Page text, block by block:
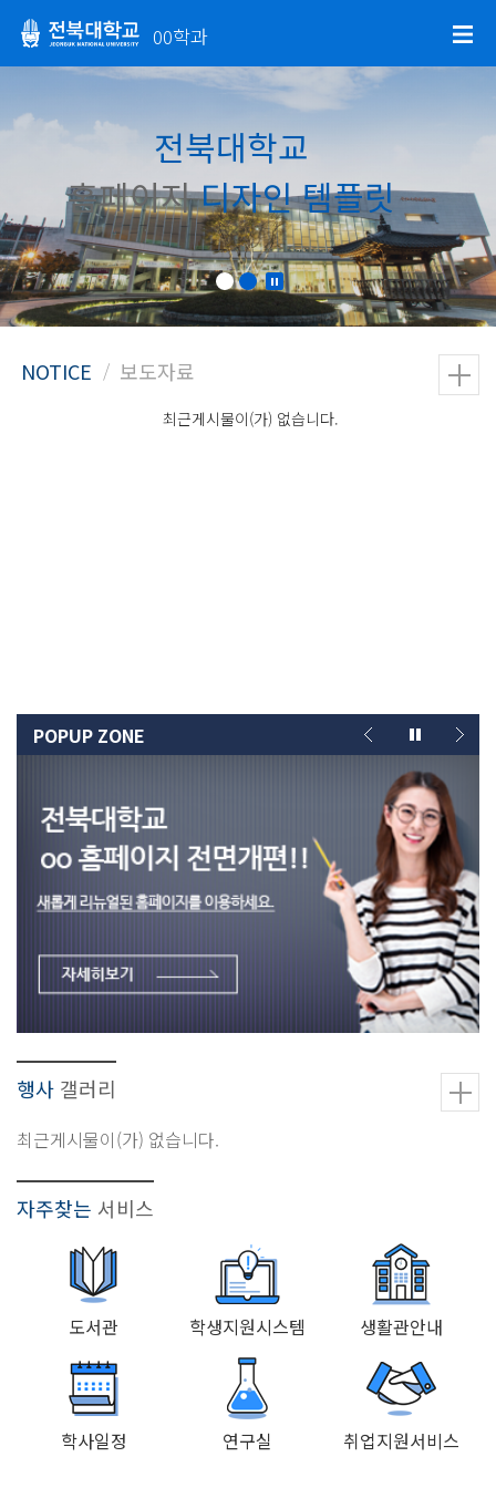
00학과
전북대학교
홈페이지디자인 템플릿
최근게시물이(가) 없습니다.
POPUP ZONE
행사 갤러리
최근게시물이(가) 없습니다.
자주찾는 서비스
도서관 학생지원시스템 생활관안내
학사일정 연구실 취업지원서비스